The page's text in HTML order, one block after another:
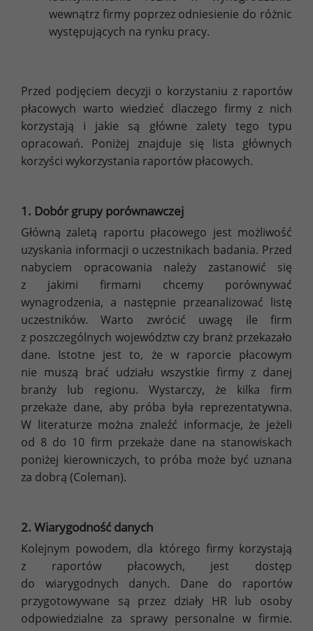
wewnątrz firmy poprzez odniesienie do różnic
występujących na rynku pracy.
Przed podjęciem decyzji o korzystaniu z raportów
płacowych warto wiedzieć dlaczego firmy z nich
korzystają i jakie są główne zalety tego typu
opracowań. Poniżej znajduje się lista głównych
korzyści wykorzystania raportów płacowych.
1. Dobór grupy porównawczej
Główną zaletą raportu płacowego jest możliwość
uzyskania informacji o uczestnikach badania. Przed
nabyciem opracowania należy zastanowić się
z jakimi firmami chcemy porównywać
wynagrodzenia, a następnie przeanalizować listę
uczestników. Warto zwrócić uwagę ile firm
z poszczególnych województw czy branż przekazało
dane. Istotne jest to, że w raporcie płacowym
nie muszą brać udziału wszystkie firmy z danej
branży lub regionu. Wystarczy, że kilka firm
przekaże dane, aby próba była reprezentatywna.
W literaturze można znaleźć informacje, że jeżeli
od 8 do 10 firm przekaże dane na stanowiskach
poniżej kierowniczych, to próba może być uznana
za dobrą (Coleman).
2. Wiarygodność danych
Kolejnym powodem, dla którego firmy korzystają
z raportów płacowych, jest dostęp
do wiarygodnych danych. Dane do raportów
przygotowywane są przez działy HR lub osoby
odpowiedzialne za sprawy personalne w firmie.